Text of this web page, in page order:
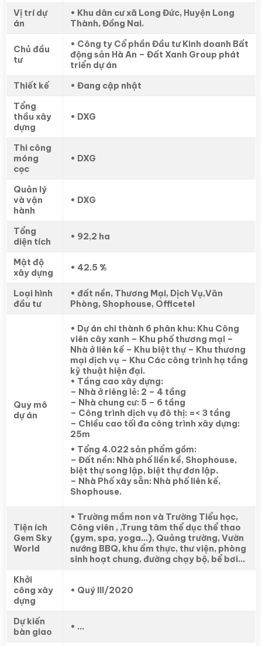
Vị trí dự
án
• Khu dân cư xã Long Đức, Huyện Long
Thành, Đồng Nai.
Chủ đầu
tư
• Công ty Cổ phần Đầu tư Kinh doanh Bất
động sản Hà An – Đất Xanh Group phát
triển dự án
Thiết kế
• Đang cập nhật
Tổng
thầu xây
dựng
• DXG
Thi công
móng
cọc
• DXG
Quản lý
và vận
hành
• DXG
Tổng
diện tích
• 92,2 ha
Mật độ
xây dựng
• 42.5 %
Loại hình
đầu tư
• đất nền, Thương Mại, Dịch Vụ,Văn
Phòng, Shophouse, Officetel
Quy mô
dự án
• Dự án chi thành 6 phân khu: Khu Công
viên cây xanh – Khu phố thương mại –
Nhà ở liên kế – Khu biệt thự – Khu thương
mại dịch vụ – Khu Các công trình hạ tầng
kỹ thuật hiện đại.
• Tầng cao xây dựng:
– Nhà ở riêng lẻ: 2 – 4 tầng
– Nhà chung cư: 5 – 6 tầng
– Công trình dịch vụ đô thị: =< 3 tầng
– Chiều cao tối đa công trình xây dựng:
25m
• Tổng 4.022 sản phẩm gồm:
– Đất nền: Nhà phố liền kề, Shophouse,
biệt thự song lập, biệt thự đơn lập.
– Nhà Phố xây sẵn: Nhà phố liên kế,
Shophouse.
Tiện ích
Gem Sky
World
• Trường mầm non và Trường Tiểu học,
Công viên , ,Trung tâm thể dục thể thao
(gym, spa, yoga…), Quảng trường, Vườn
nướng BBQ, khu ẩm thực, thư viện, phòng
sinh hoạt chung, đường chạy bộ, bể bơi…
Khởi
công xây
dựng
• Quý III/2020
Dự kiến
bàn giao
• …